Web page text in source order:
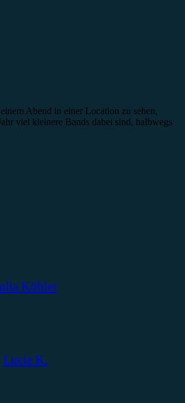
Abend in einer Location zu sehen,
viel kleinere Bands dabei sind, halbwegs
Köhler
Lucie K.